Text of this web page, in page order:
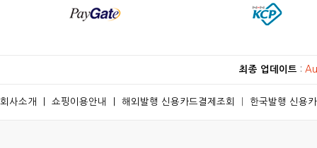
최종 업데이트 :
회사소개 쇼핑이용안내 해외발행 신용카드결제조회 한국발행 신용